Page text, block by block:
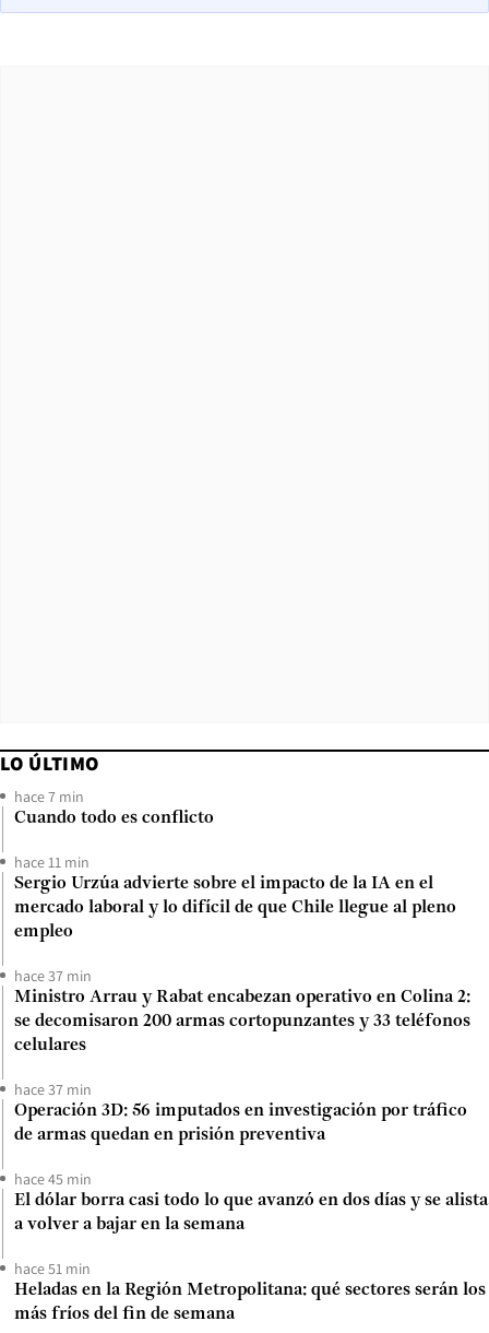
LO ÚLTIMO
hace 7 min
Cuando todo es conflicto
hace 11 min
Sergio Urzúa advierte sobre el impacto de la IA en el
mercado laboral y lo difícil de que Chile llegue al pleno
empleo
hace 37 min
Ministro Arrau y Rabat encabezan operativo en Colina 2:
se decomisaron 200 armas cortopunzantes y 33 teléfonos
celulares
hace 37 min
Operación 3D: 56 imputados en investigación por tráfico
de armas quedan en prisión preventiva
hace 45 min
El dólar borra casi todo lo que avanzó en dos días y se alista
a volver a bajar en la semana
hace 51 min
Heladas en la Región Metropolitana: qué sectores serán los
más fríos del fin de semana